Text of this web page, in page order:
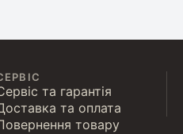
та гарантія
та оплата
товару